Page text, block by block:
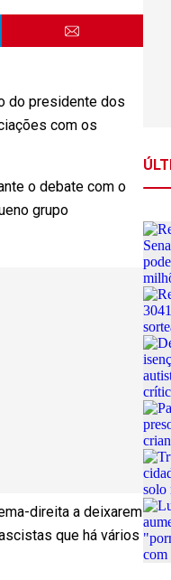
do presidente dos
com os
o debate com o
grupo
direita a deixarem
que há vários